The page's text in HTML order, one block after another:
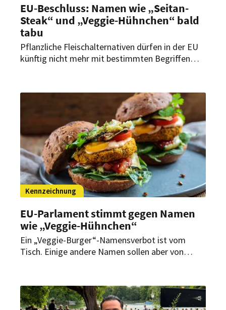
EU-Beschluss: Namen wie „Seitan-
Steak“ und „Veggie-Hühnchen“ bald
tabu
Pflanzliche Fleischalternativen dürfen in der EU
künftig nicht mehr mit bestimmten Begriffen
Staaten in Luxemburg nun beschlossen.
Kennzeichnung
EU-Parlament stimmt gegen Namen
wie „Veggie-Hühnchen“
Ein „Veggie-Burger“-Namensverbot ist vom
Tisch. Einige andere Namen sollen aber von